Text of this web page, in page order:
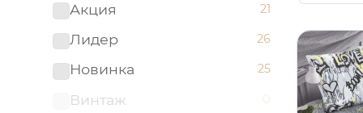
Акция
21
Лидер 26
Новинка 25
Винтаж 0